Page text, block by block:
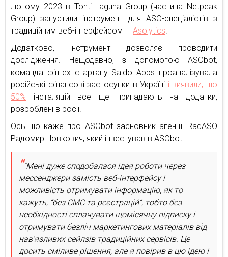
лютому 2023 в Tonti Laguna Group (частина Netpeak
Group) запустили інструмент для АSО-спеціалістів з
традиційним веб-інтерфейсом — Asolytics.
Додатково, інструмент дозволяє проводити
дослідження. Нещодавно, з допомогою ASObot,
команда фінтех стартапу Saldo Apps проаналізувала
російські фінансові застосунки в Україні і виявили, що
50% інсталяцій все ще припадають на додатки,
розроблені в росії.
Ось що каже про ASObot засновник агенції RadASO
Радомир Новкович, який інвестував в ASObot:
“Мені дуже сподобалася ідея роботи через
мессенджери замість веб-інтерфейсу і
можливість отримувати інформацію, як то
кажуть, “без СМС та реєстрацій”, тобто без
необхідності сплачувати щомісячну підписку і
отримувати безліч маркетингових матеріалів від
навʼязливих сейлзів традиційних сервісів. Це
досить сміливе рішення, але я повірив в цю ідею і